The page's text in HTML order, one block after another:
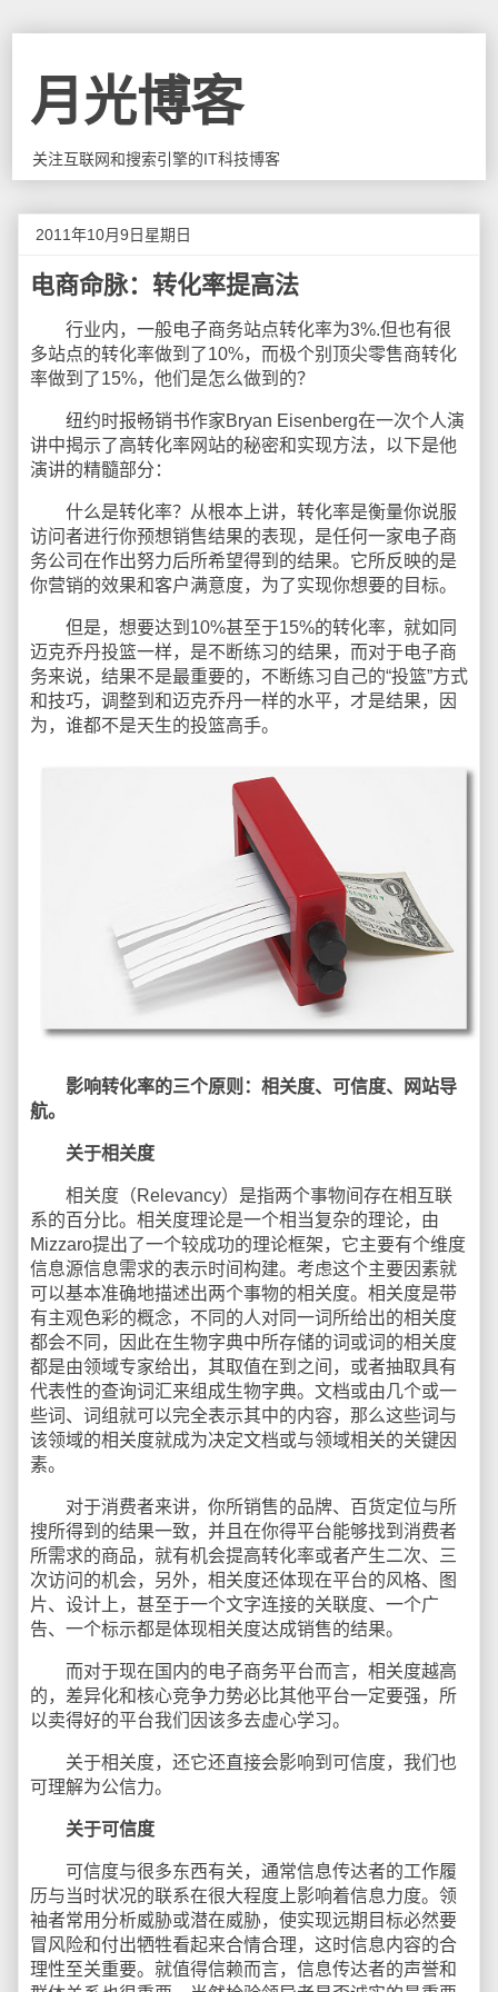
月光博客
关注互联网和搜索引擎的IT科技博客
2011年10月9日星期日
电商命脉：转化率提高法
行业内，一般电子商务站点转化率为3%.但也有很
多站点的转化率做到了10%，而极个别顶尖零售商转化
率做到了15%，他们是怎么做到的？
纽约时报畅销书作家Bryan Eisenberg在一次个人演
讲中揭示了高转化率网站的秘密和实现方法，以下是他
演讲的精髓部分：
什么是转化率？从根本上讲，转化率是衡量你说服
访问者进行你预想销售结果的表现，是任何一家电子商
务公司在作出努力后所希望得到的结果。它所反映的是
你营销的效果和客户满意度，为了实现你想要的目标。
但是，想要达到10%甚至于15%的转化率，就如同
迈克乔丹投篮一样，是不断练习的结果，而对于电子商
务来说，结果不是最重要的，不断练习自己的“投篮”方式
和技巧，调整到和迈克乔丹一样的水平，才是结果，因
为，谁都不是天生的投篮高手。
影响转化率的三个原则：相关度、可信度、网站导
航。
关于相关度
相关度（Relevancy）是指两个事物间存在相互联
系的百分比。相关度理论是一个相当复杂的理论，由
Mizzaro提出了一个较成功的理论框架，它主要有个维度
信息源信息需求的表示时间构建。考虑这个主要因素就
可以基本准确地描述出两个事物的相关度。相关度是带
有主观色彩的概念，不同的人对同一词所给出的相关度
都会不同，因此在生物字典中所存储的词或词的相关度
都是由领域专家给出，其取值在到之间，或者抽取具有
代表性的查询词汇来组成生物字典。文档或由几个或一
些词、词组就可以完全表示其中的内容，那么这些词与
该领域的相关度就成为决定文档或与领域相关的关键因
素。
对于消费者来讲，你所销售的品牌、百货定位与所
搜所得到的结果一致，并且在你得平台能够找到消费者
所需求的商品，就有机会提高转化率或者产生二次、三
次访问的机会，另外，相关度还体现在平台的风格、图
片、设计上，甚至于一个文字连接的关联度、一个广
告、一个标示都是体现相关度达成销售的结果。
而对于现在国内的电子商务平台而言，相关度越高
的，差异化和核心竞争力势必比其他平台一定要强，所
以卖得好的平台我们因该多去虚心学习。
关于相关度，还它还直接会影响到可信度，我们也
可理解为公信力。
关于可信度
可信度与很多东西有关，通常信息传达者的工作履
历与当时状况的联系在很大程度上影响着信息力度。领
袖者常用分析威胁或潜在威胁，使实现远期目标必然要
冒风险和付出牺牲看起来合情合理，这时信息内容的合
理性至关重要。就值得信赖而言，信息传达者的声誉和